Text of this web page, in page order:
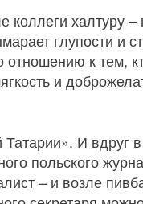
коллеги халтуру
глупости и
отношению к тем,
и
И вдруг
польского
– и возле